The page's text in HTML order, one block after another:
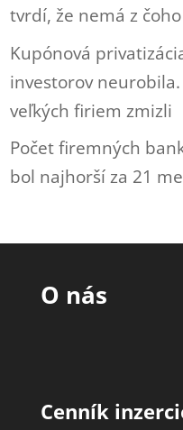
tvrdí, že nemá z čoho
Kupónová
investorov
veľkých firiem zmizli
Počet firemných
bol najhorší za 21
O nás
Cenník